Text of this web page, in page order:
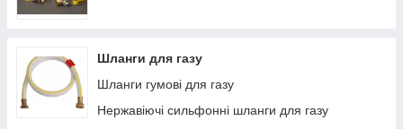
Шланги для газу
Шланги гумові для газу
Нержавіючі сильфонні шланги для газу